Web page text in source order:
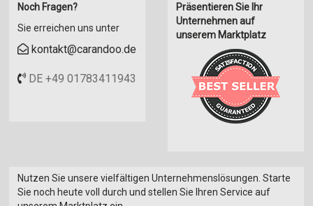
Noch Fragen?
Sie erreichen uns unter
kontakt@carandoo.de
DE +49 01783411943
Präsentieren Sie Ihr
Unternehmen auf
unserem Marktplatz
Nutzen Sie unsere vielfältigen Unternehmenslösungen. Starte
Sie noch heute voll durch und stellen Sie Ihren Service auf